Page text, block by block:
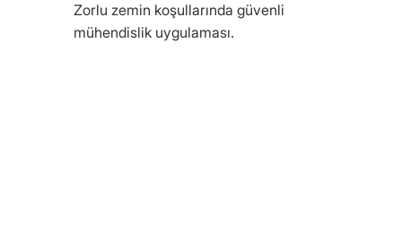
Zorlu zemin koşullarında güvenli
mühendislik uygulaması.